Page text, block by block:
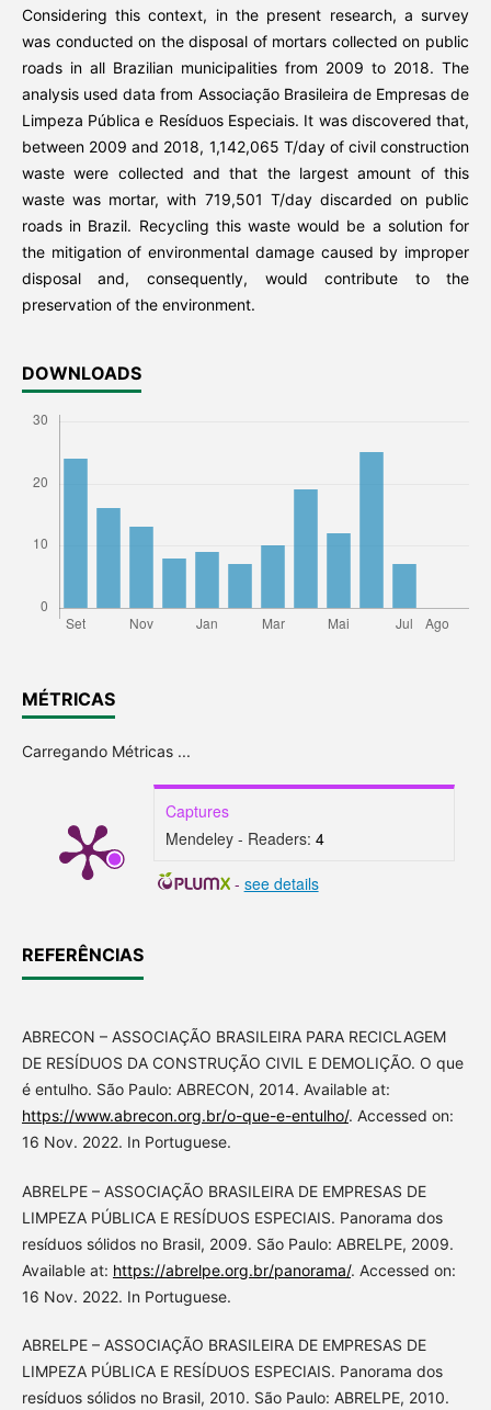
Considering this context, in the present research, a survey
was conducted on the disposal of mortars collected on public
roads in all Brazilian municipalities from 2009 to 2018. The
analysis used data from Associação Brasileira de Empresas de
Limpeza Pública e Resíduos Especiais. It was discovered that,
between 2009 and 2018, 1,142,065 T/day of civil construction
waste were collected and that the largest amount of this
waste was mortar, with 719,501 T/day discarded on public
roads in Brazil. Recycling this waste would be a solution for
the mitigation of environmental damage caused by improper
disposal and, consequently, would contribute to the
preservation of the environment.
DOWNLOADS
MÉTRICAS
Carregando Métricas ...
Captures
Mendeley - Readers: 4
- see details
REFERÊNCIAS
ABRECON – ASSOCIAÇÃO BRASILEIRA PARA RECICLAGEM
DE RESÍDUOS DA CONSTRUÇÃO CIVIL E DEMOLIÇÃO. O que
é entulho. São Paulo: ABRECON, 2014. Available at:
https://www.abrecon.org.br/o-que-e-entulho/. Accessed on:
16 Nov. 2022. In Portuguese.
ABRELPE – ASSOCIAÇÃO BRASILEIRA DE EMPRESAS DE
LIMPEZA PÚBLICA E RESÍDUOS ESPECIAIS. Panorama dos
resíduos sólidos no Brasil, 2009. São Paulo: ABRELPE, 2009.
Available at: https://abrelpe.org.br/panorama/. Accessed on:
16 Nov. 2022. In Portuguese.
ABRELPE – ASSOCIAÇÃO BRASILEIRA DE EMPRESAS DE
LIMPEZA PÚBLICA E RESÍDUOS ESPECIAIS. Panorama dos
resíduos sólidos no Brasil, 2010. São Paulo: ABRELPE, 2010.